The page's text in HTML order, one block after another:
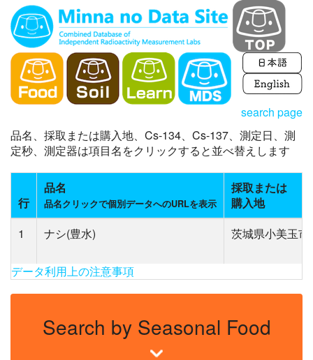
search page
品名、採取または購入地、Cs-134、Cs-137、測定日、測
定秒、測定器は項目名をクリックすると並べ替えします
行
品名
品名クリックで個別データへのURLを表示
採取または
購入地
1
ナシ(豊水) 茨城県小美玉市
データ利用上の注意事項
Search by Seasonal Food